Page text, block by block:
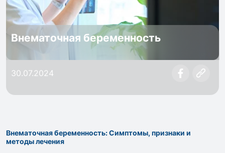
Внематочная беременность
30.07.2024
Внематочная беременность: Симптомы, признаки и
методы лечения